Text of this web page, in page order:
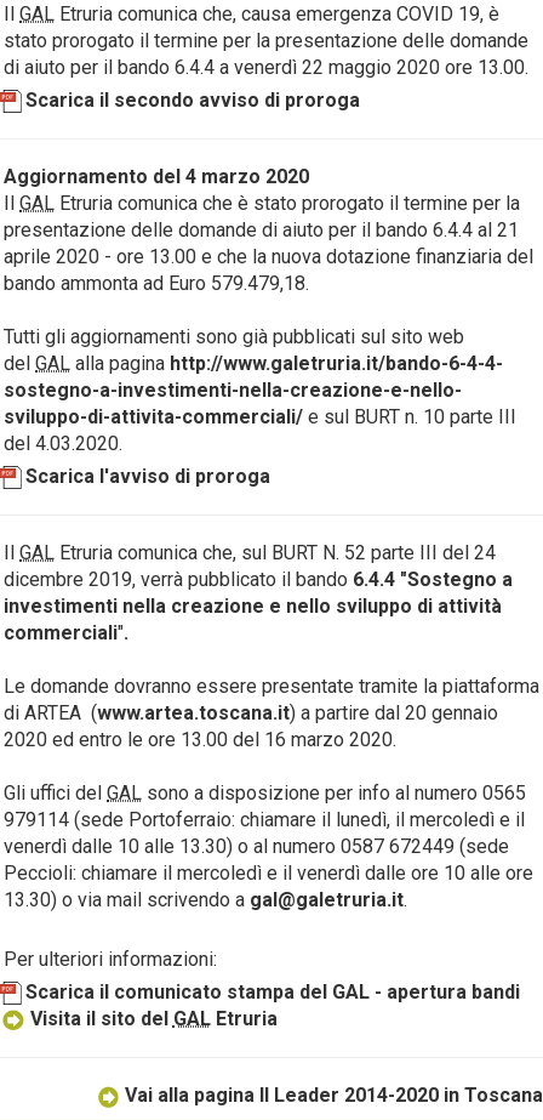
Il GAL Etruria comunica che, causa emergenza COVID 19, è
stato prorogato il termine per la presentazione delle domande
di aiuto per il bando 6.4.4 a venerdì 22 maggio 2020 ore 13.00.
Scarica il secondo avviso di proroga
Aggiornamento del 4 marzo 2020
Il GAL Etruria comunica che è stato prorogato il termine per la
presentazione delle domande di aiuto per il bando 6.4.4 al 21
aprile 2020 - ore 13.00 e che la nuova dotazione finanziaria del
bando ammonta ad Euro 579.479,18.
Tutti gli aggiornamenti sono già pubblicati sul sito web
del GAL alla pagina http://www.galetruria.it/bando-6-4-4-
sostegno-a-investimenti-nella-creazione-e-nello-
sviluppo-di-attivita-commerciali/ e sul BURT n. 10 parte III
del 4.03.2020.
Scarica l'avviso di proroga
Il GAL Etruria comunica che, sul BURT N. 52 parte III del 24
dicembre 2019, verrà pubblicato il bando 6.4.4 "Sostegno a
investimenti nella creazione e nello sviluppo di attività
commerciali".
Le domande dovranno essere presentate tramite la piattaforma
di ARTEA (www.artea.toscana.it) a partire dal 20 gennaio
2020 ed entro le ore 13.00 del 16 marzo 2020.
Gli uffici del GAL sono a disposizione per info al numero 0565
979114 (sede Portoferraio: chiamare il lunedì, il mercoledì e il
venerdì dalle 10 alle 13.30) o al numero 0587 672449 (sede
Peccioli: chiamare il mercoledì e il venerdì dalle ore 10 alle ore
13.30) o via mail scrivendo a gal@galetruria.it.
Per ulteriori informazioni:
Scarica il comunicato stampa del GAL - apertura bandi
Visita il sito del GALEtruria
Vai alla pagina Il Leader 2014-2020 in Toscana